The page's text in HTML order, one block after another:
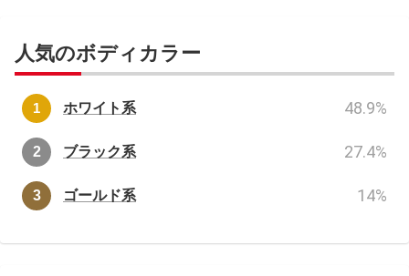
人気のボディカラー
ホワイト系 48.9%
ブラック系 27.4%
ゴールド系 14%